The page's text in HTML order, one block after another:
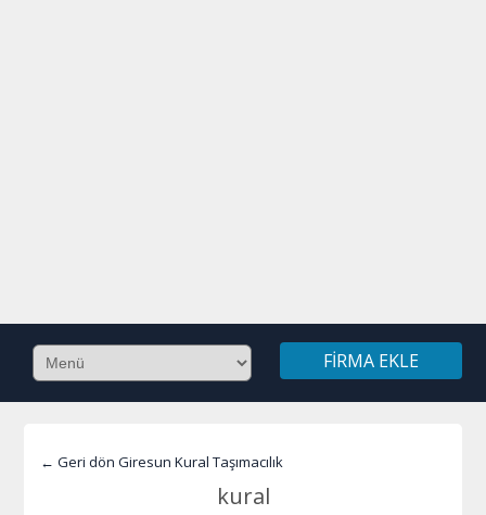
FIRMA EKLE
← Geri dön Giresun Kural Taşımacılık
kural